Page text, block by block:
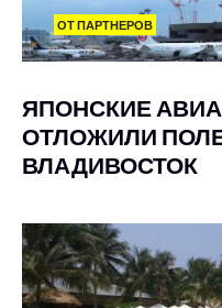
ОТ ПАРТНЕРОВ
ЯПОНСКИЕ
ОТЛОЖИЛИ
ВЛАДИВОСТОК